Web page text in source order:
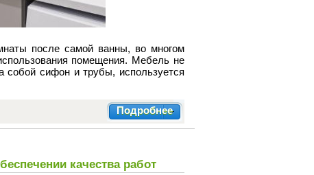
после самой ванны, во многом
помещения. Мебель не
собой сифон и трубы, используется
Подробнее
качества работ